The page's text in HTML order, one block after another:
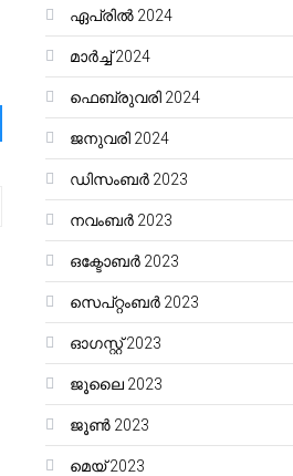
ഏപ്രിൽ 2024
മാർച്ച്‌ 2024
ഫെബ്രുവരി 2024
ജനുവരി 2024
ഡിസംബർ 2023
നവംബർ 2023
ഒക്ടോബർ 2023
സെപ്റ്റംബർ 2023
ഓഗസ്റ്റ്‌ 2023
ജൂലൈ 2023
ജൂൺ 2023
മെയ്‌ 2023